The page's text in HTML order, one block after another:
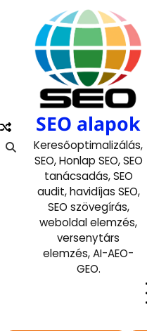
content
SEO alapok
Keresőoptimalizálás,
SEO, Honlap SEO, SEO
tanácsadás, SEO
audit, havidíjas SEO,
SEO szövegírás,
weboldal elemzés,
versenytárs
elemzés, AI-AEO-
GEO.